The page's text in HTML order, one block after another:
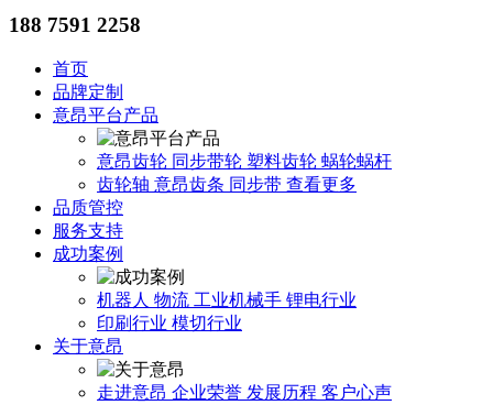
188 7591 2258
首页
品牌定制
意昂平台产品
意昂齿轮 同步带轮 塑料齿轮 蜗轮蜗杆
齿轮轴 意昂齿条 同步带 查看更多
品质管控
服务支持
成功案例
机器人 物流 工业机械手 锂电行业
印刷行业 模切行业
关于意昂
走进意昂 企业荣誉 发展历程 客户心声